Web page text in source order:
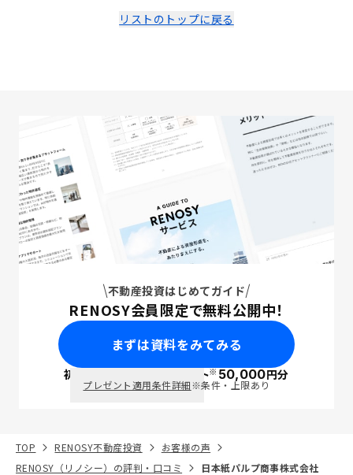
リストのトップに戻る
不動産投資はじめてガイド
RENOSY会員限定で無料公開中！
まずは資料をみてみる
初回面談で ポイント※50,000円分
プレゼント適用条件詳細※条件・上限あり
TOP RENOSY不動産投資
お客様の声
RENOSY（リノシー）の評判・口コミ
日本紙パルプ商事株式会社